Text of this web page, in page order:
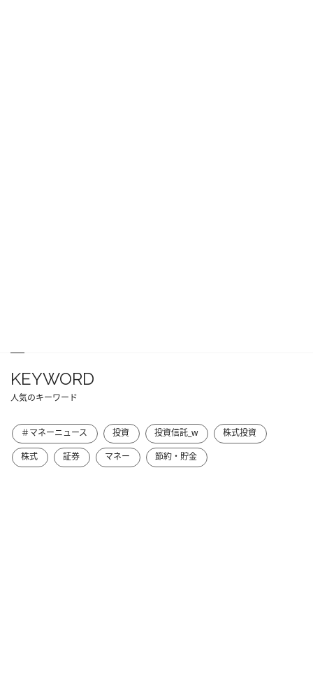
KEYWORD
人気のキーワード
＃マネーニュース 投資 投資信託_w
株式投資
株式
証券 マネー 節約・貯金